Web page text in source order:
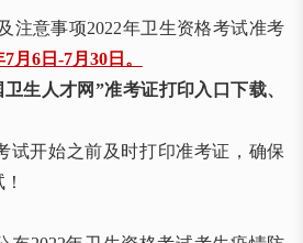
注意事项2022年卫生资格考试准考
7月6日-7月30日。
卫生人才网”准考证打印入口下载、
试开始之前及时打印准考证，确保